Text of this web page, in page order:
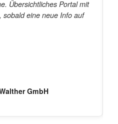
Übersichtliches Portal mit
eine neue Info auf
GmbH